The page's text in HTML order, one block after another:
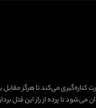
کناره‌گیری می‌کند تا هرگز
تا پرده از راز این قتل